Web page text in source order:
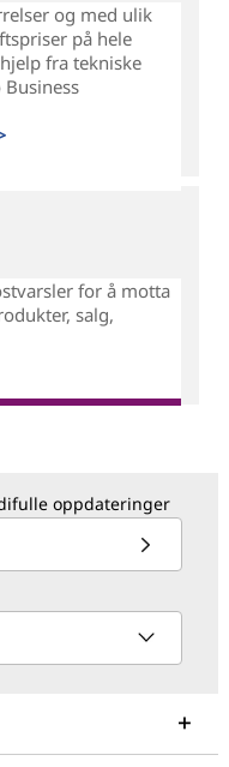
og med ulik
på hele
fra tekniske
for å motta
salg,
oppdateringer